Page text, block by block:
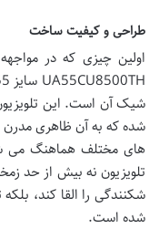
طراحی و کیفیت ساخت
اولین چیزی که در
شیک آن است. این
شده که به آن ظاهری مدرن
های مختلف هماهنگ می
تلویزیون نه بیش از حد
شکنندگی را القا کند،
شده است.